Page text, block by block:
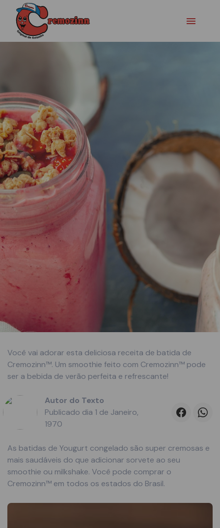
Você vai adorar esta deliciosa receita de batida de
Cremozinn™. Um smoothie feito com Cremozinn™ pode
ser a bebida de verão perfeita e refrescante!
Autor do Texto
Publicado dia 1 de Janeiro,
1970
As batidas de Yougurt congelado são super cremosas e
mais saudáveis ​​do que adicionar sorvete ao seu
smoothie ou milkshake. Você pode comprar o
Cremozinn™ em todos os estados do Brasil.